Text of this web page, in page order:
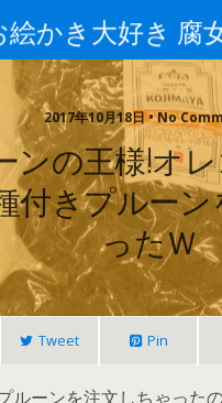
2017年10月18日 • No
ンの王様!オ
付きプルー
ったｗ
Tweet Pin
ルーンを注文しちゃったの